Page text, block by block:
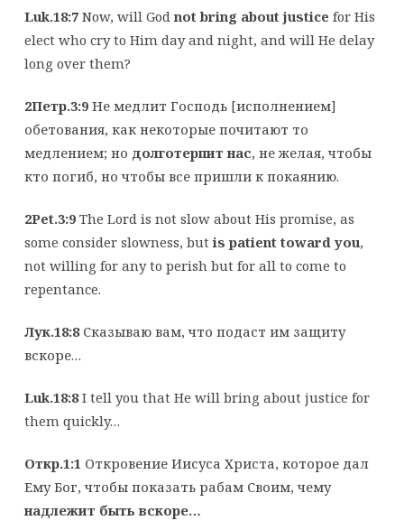
Luk.18:7Now, will Godnot bring about justice for His
elect who cry to Him day and night, and will He delay
long over them?
2Петр.3:9Не медлит Господь [исполнением]
обетования, как некоторые почитают то
медлением; но долготерпит нас, не желая, чтобы
кто погиб, но чтобы все пришли к покаянию.
2Pet.3:9The Lord is not slow about His promise, as
some consider slowness, butis patient toward you,
not willing for any to perish but for all to come to
repentance.
Лук.18:8Сказываю вам, что подаст им защиту
вскоре…
Luk.18:8I tell you that He will bring about justice for
them quickly…
Откр.1:1Откровение Иисуса Христа, которое дал
Ему Бог, чтобы показать рабам Своим, чему
надлежит быть вскоре…